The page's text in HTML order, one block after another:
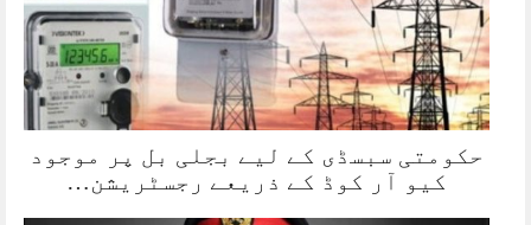
حکومتی سبسڈی کے لیے بجلی بل پر موجود
کیو آر کوڈ کے ذریعے رجسٹریشن…